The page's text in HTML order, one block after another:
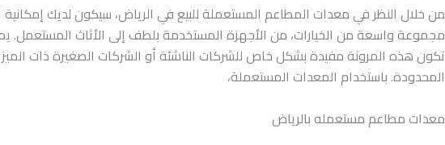
من خلال النظر في معدات المطاعم المستعملة للبيع في الرياض، سيكون لديك
مجموعة واسعة من الخيارات، من الأجهزة المستخدمة بلطف إلى الأثاث المستعمل.
تكون هذه المرونة مفيدة بشكل خاص للشركات الناشئة أو الشركات الصغيرة ذات
المحدودة. باستخدام المعدات المستعملة،
معدات مطاعم مستعمله بالرياض